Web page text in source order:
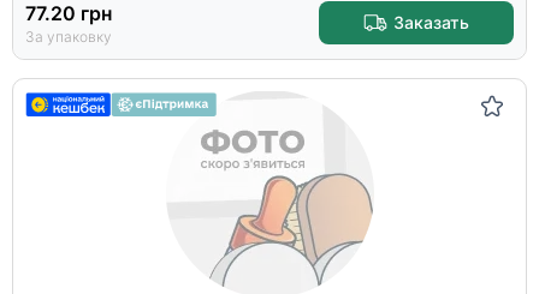
77.20 грн
За упаковку
Заказать